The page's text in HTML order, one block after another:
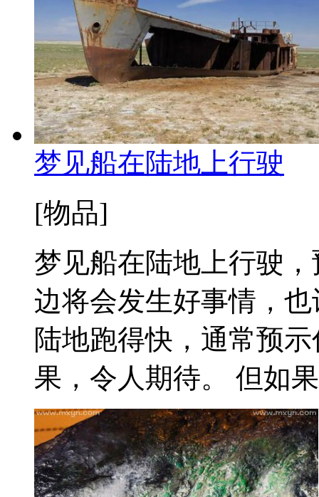
梦见船在陆地上行驶
[物品]
梦见船在陆地上行驶
边将会发生好事情，
陆地跑得快，通常预
果，令人期待。 但如